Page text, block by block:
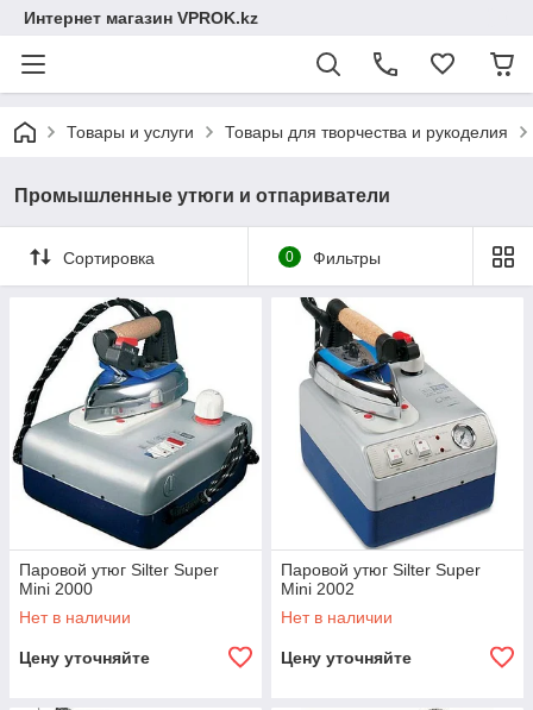
Интернет магазин VPROK.kz
Товары и услуги Товары для творчества и рукоделия
Промышленные утюги и отпариватели
Сортировка 0 Фильтры
Паровой утюг Silter Super
Mini 2000
Нет в наличии
Цену уточняйте
Паровой утюг Silter Super
Mini 2002
Нет в наличии
Цену уточняйте